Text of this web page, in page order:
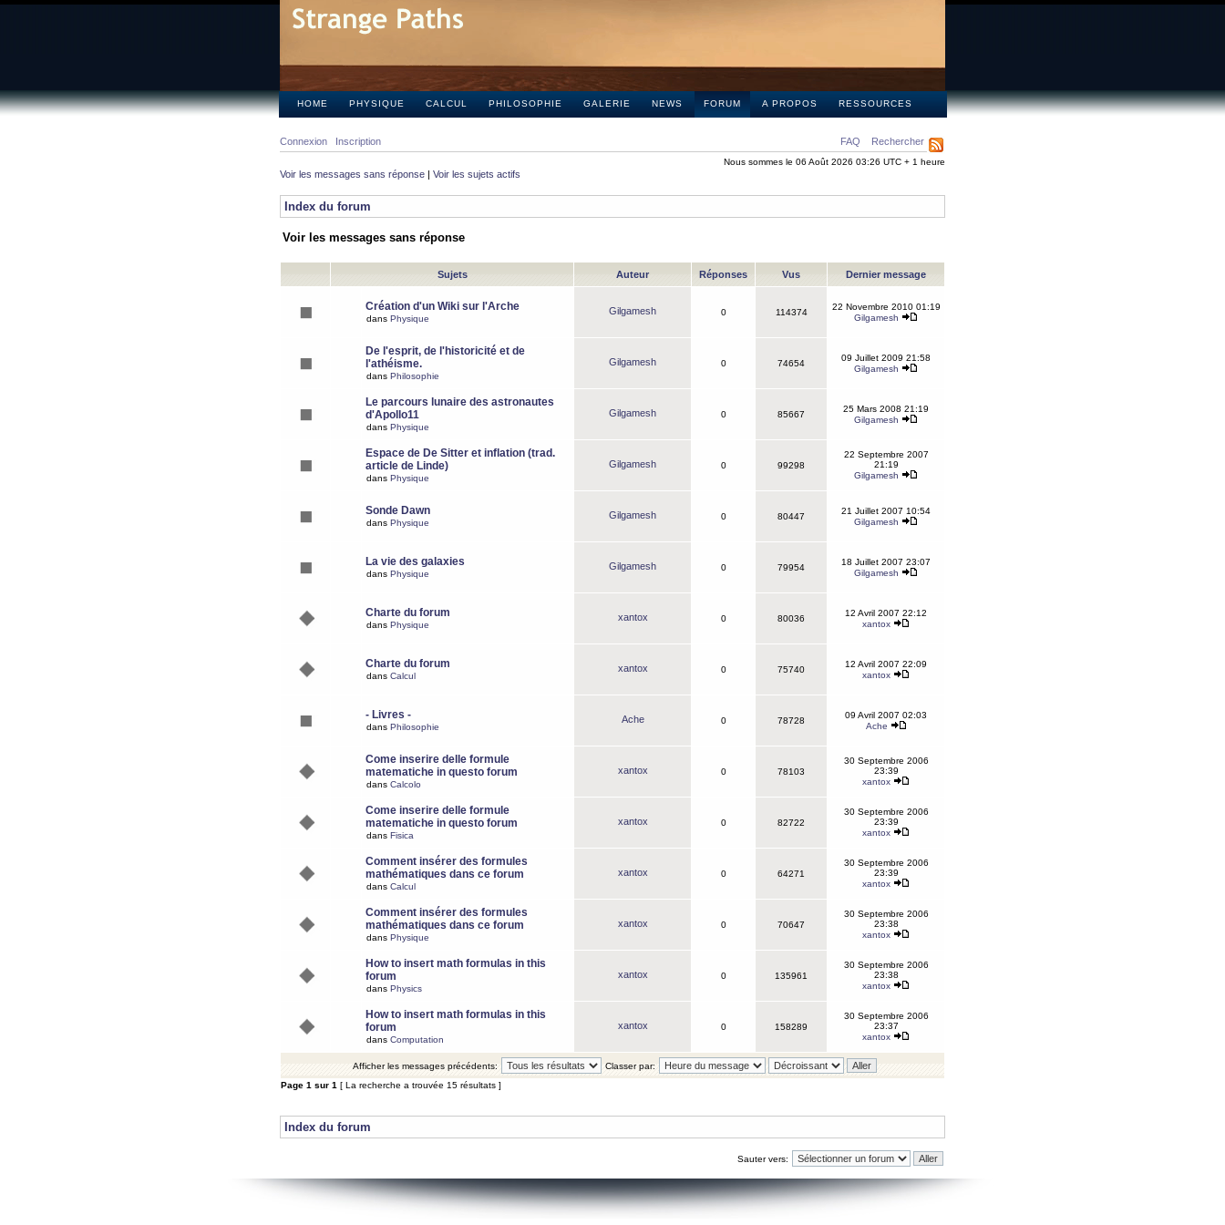
HOME PHYSIQUE CALCUL PHILOSOPHIE GALERIE NEWS FORUM A PROPOS RESSOURCES
FAQ Rechercher
Connexion Inscription
Nous sommes le 06 Août 2026 03:26 UTC + 1 heure
Voir les messages sans réponse | Voir les sujets actifs
Index du forum
Voir les messages sans réponse
Sujets Auteur Réponses Vus Dernier message
Création d'un Wiki sur l'Arche
dans Physique
Gilgamesh 0 114374
22 Novembre 2010 01:19
Gilgamesh
De l'esprit, de l'historicité et de
l'athéisme.
dans Philosophie
Gilgamesh 0 74654
09 Juillet 2009 21:58
Gilgamesh
Le parcours lunaire des astronautes
d'Apollo11
dans Physique
Gilgamesh 0 85667
25 Mars 2008 21:19
Gilgamesh
Espace de De Sitter et inflation (trad.
article de Linde)
dans Physique
Gilgamesh 0 99298
22 Septembre 2007
21:19
Gilgamesh
Sonde Dawn
dans Physique
Gilgamesh 0 80447
21 Juillet 2007 10:54
Gilgamesh
La vie des galaxies
dans Physique
Gilgamesh 0 79954
18 Juillet 2007 23:07
Gilgamesh
Charte du forum
dans Physique
xantox 0 80036
12 Avril 2007 22:12
xantox
Charte du forum
dans Calcul
xantox 0 75740
12 Avril 2007 22:09
xantox
- Livres -
dans Philosophie
Ache 0 78728
09 Avril 2007 02:03
Ache
Come inserire delle formule
matematiche in questo forum
dans Calcolo
xantox 0 78103
30 Septembre 2006
23:39
xantox
Come inserire delle formule
matematiche in questo forum
dans Fisica
xantox 0 82722
30 Septembre 2006
23:39
xantox
Comment insérer des formules
mathématiques dans ce forum
dans Calcul
xantox 0 64271
30 Septembre 2006
23:39
xantox
Comment insérer des formules
mathématiques dans ce forum
dans Physique
xantox 0 70647
30 Septembre 2006
23:38
xantox
How to insert math formulas in this
forum
dans Physics
xantox 0 135961
30 Septembre 2006
23:38
xantox
How to insert math formulas in this
forum
dans Computation
xantox 0 158289
30 Septembre 2006
23:37
xantox
Afficher les messages précédents:
Classer par:
Page 1 sur 1 [ La recherche a trouvée 15 résultats ]
Index du forum
Sauter vers: